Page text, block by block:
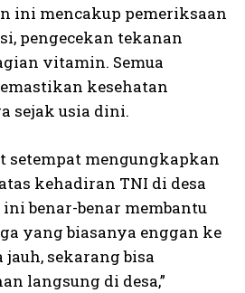
ini mencakup pemeriksaan
pengecekan tekanan
vitamin. Semua
kesehatan
sejak usia dini.
setempat mengungkapkan
kehadiran TNI di desa
benar-benar membantu
yang biasanya enggan ke
sekarang bisa
langsung di desa,”